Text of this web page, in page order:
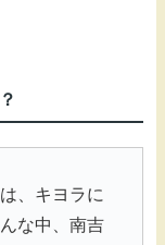
、キヨラに
な中、南吉